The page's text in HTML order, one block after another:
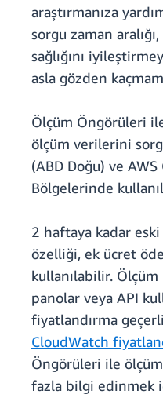
araştırmanıza
sorgu zaman
sağlığını
asla gözden
Ölçüm Öngörüleri
ölçüm verilerini
(ABD Doğu) ve AWS
Bölgelerinde
2 haftaya kadar
özelliği, ek ücret
kullanılabilir.
panolar veya API
fiyatlandırma
CloudWatch
Öngörüleri ile ölçüm
fazla bilgi edinmek